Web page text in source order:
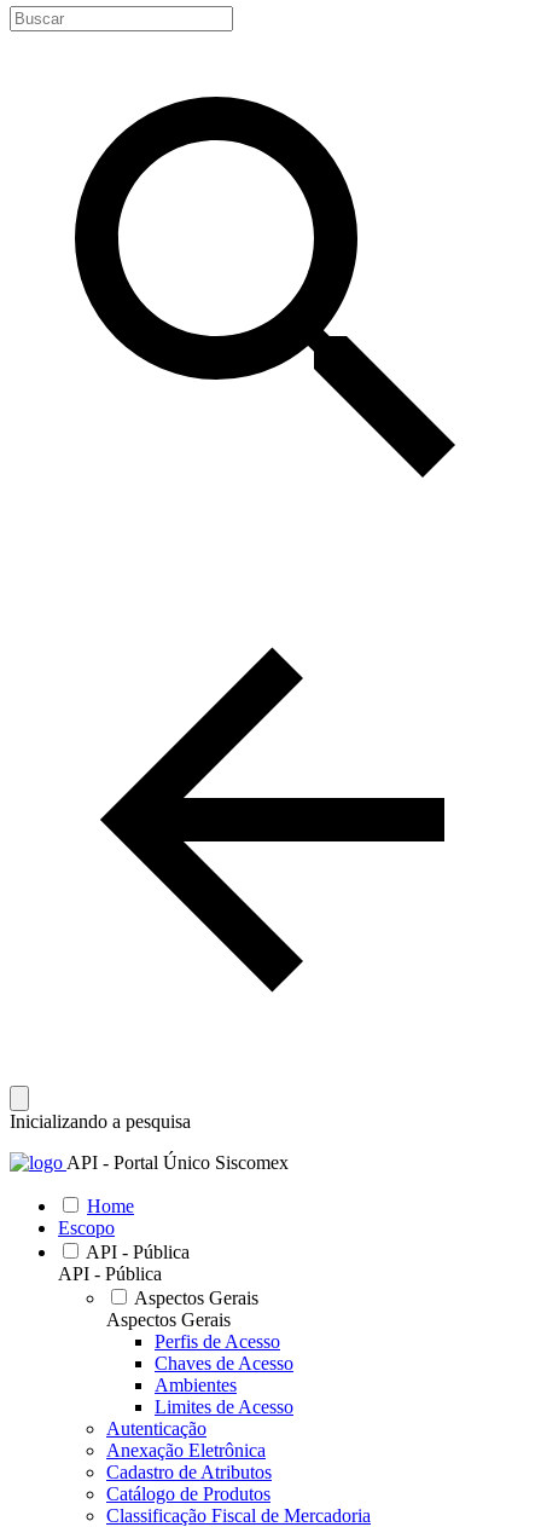
Inicializando a pesquisa
API - Portal Único Siscomex
Home
Escopo
API - Pública
API - Pública
Aspectos Gerais
Aspectos Gerais
Perfis de Acesso
Chaves de Acesso
Ambientes
Limites de Acesso
Autenticação
Anexação Eletrônica
Cadastro de Atributos
Catálogo de Produtos
Classificação Fiscal de Mercadoria